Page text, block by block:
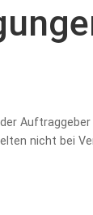
nicht bei